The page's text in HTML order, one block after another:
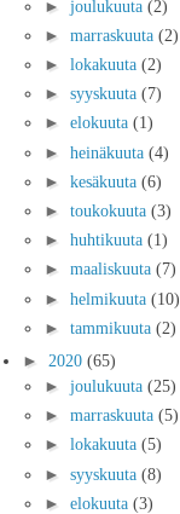
► joulukuuta (2)
► marraskuuta (2)
► lokakuuta (2)
► syyskuuta (7)
► elokuuta (1)
► heinäkuuta (4)
► kesäkuuta (6)
► toukokuuta (3)
► huhtikuuta (1)
► maaliskuuta (7)
► helmikuuta (10)
► tammikuuta (2)
► 2020 (65)
► joulukuuta (25)
► marraskuuta (5)
► lokakuuta (5)
► syyskuuta (8)
► elokuuta (3)